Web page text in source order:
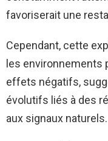
favoriserait une
Cependant, cette
les environnements
effets négatifs,
évolutifs liés à des
aux signaux naturels.